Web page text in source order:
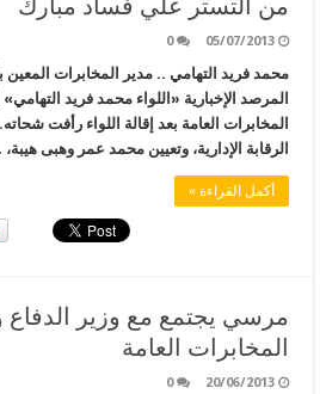
05/07/2013
0
محمد فريد التهامي .. مدير المخابرات
المرصد الإخبارية «اللواء محمد فريد
المخابرات العامة بعد إقالة اللواء رأفت
الرقابة الإدارية، وتعيين محمد عمر وهبى
أكمل القراءة »
مرسي يجتمع مع وزير الدفاع
المخابرات العامة
20/06/2013
0